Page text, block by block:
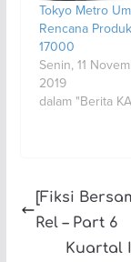
Tokyo Metro
Rencana
17000
Senin, 11
2019
dalam "Berita
[Fiksi
Rel – Part 6
Kuartal I